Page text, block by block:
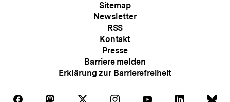
Sitemap
Newsletter
RSS
Kontakt
Presse
Barriere melden
Erklärung zur Barrierefreiheit
Auf Auf